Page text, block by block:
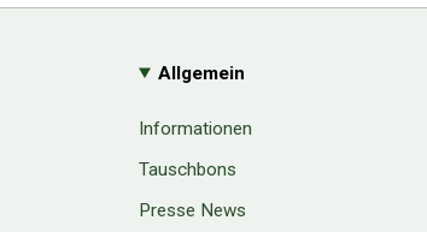
Allgemein
Informationen
Tauschbons
Presse News